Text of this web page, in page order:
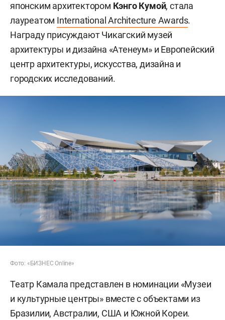
японским архитектором Кэнго Кумой, стала
лауреатом International Architecture Awards.
Награду присуждают Чикагский музей
архитектуры и дизайна «Атенеум» и Европейский
центр архитектуры, искусства, дизайна и
городских исследований.
Фото: «БИЗНЕС Online»
Театр Камала представлен в номинации «Музеи
и культурные центры» вместе с объектами из
Бразилии, Австралии, США и Южной Кореи.